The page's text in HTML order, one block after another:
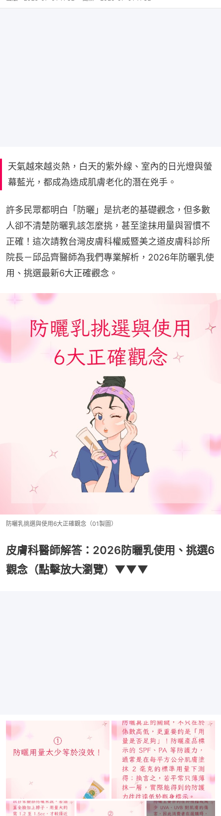
天氣越來越炎熱，白天的紫外線、室內的日光燈與螢
幕藍光，都成為造成肌膚老化的潛在兇手。
許多民眾都明白「防曬」是抗老的基礎觀念，但多數
人卻不清楚防曬乳該怎麼挑，甚至塗抹用量與習慣不
正確！這次請教台灣皮膚科權威暨美之道皮膚科診所
院長－邱品齊醫師為我們專業解析，2026年防曬乳使
用、挑選最新6大正確觀念。
防曬乳挑選與使用6大正確觀念（01製圖）
皮膚科醫師解答：2026防曬乳使用、挑選6
觀念（點擊放大瀏覽）▼▼▼